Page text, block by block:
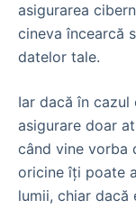
asigurarea
cineva încearcă
datelor tale.
Iar dacă în
asigurare doar
când vine vorba
oricine îți poate
lumii, chiar dacă